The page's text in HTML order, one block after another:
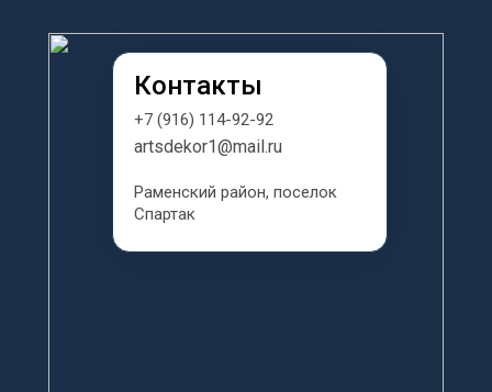
Контакты
+7 (916) 114-92-92
Раменский район, поселок
Спартак
artsdekor1@mail.ru